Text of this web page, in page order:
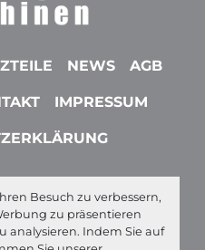
Besuch zu verbessern,
zu präsentieren
analysieren. Indem Sie auf
NEWS AGB
IMPRESSUM
whatsapp
ebay
von Machinio